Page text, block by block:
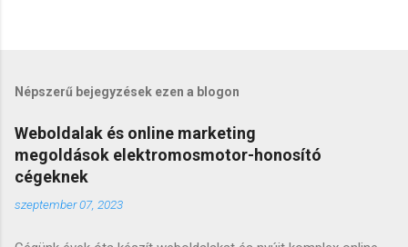
Népszerű bejegyzések ezen a blogon
Weboldalak és online marketing
megoldások elektromosmotor-honosító
cégeknek
szeptember 07, 2023